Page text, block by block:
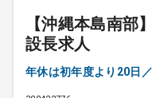
【沖縄本島南
設長求人
年休は初年度より20日